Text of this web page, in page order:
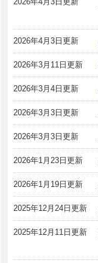
2026年4月3日更新
2026年3月11日更新
2026年3月4日更新
2026年3月3日更新
2026年3月3日更新
2026年1月23日更新
2026年1月19日更新
2025年12月24日更新
2025年12月11日更新